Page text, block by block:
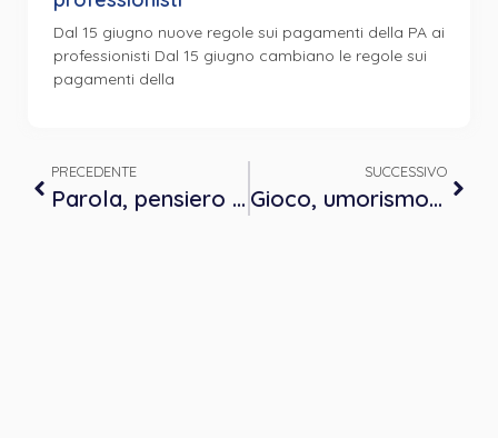
Dal 15 giugno nuove regole sui pagamenti della PA ai
professionisti Dal 15 giugno cambiano le regole sui
pagamenti della
PRECEDENTE
Parola, pensiero e intuizione analogica: strumenti per il Sè creativo, nell’individuo e nel gruppo
SUCCESSIVO
Gioco, umorismo e creatività come forme dinamiche e vitali nel processo terapeutico familiare